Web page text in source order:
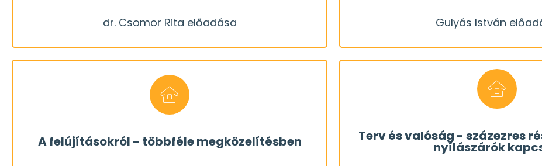
dr. Csomor Rita előadása
dr. Csomor Rita előadása
A felújításokról - többféle megközelítésben
is.) Nagyon sok dologra. szempontra kell odafigyelni a
megtervezésnél. Egy kis áttekintés.
Gulyás István
Gulyás István
Terv és valóság - százezres
nyílászárók
nem mindegy, hogy az
igaz ez a drága